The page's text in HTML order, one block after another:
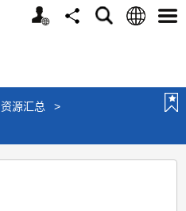
个
分
搜
语
选
资源汇总
>